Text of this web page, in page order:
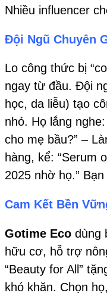
Nhiều influencer
Đội Ngũ Chuyên
Lo công thức bị
ngay từ đầu. Đội
học, da liễu) tạo
nhỏ. Họ lắng
cho mẹ bầu?” –
hàng, kể: “Serum
2025 nhờ họ.” Bạn
Cam Kết Bền
Gotime Eco dùng
hữu cơ, hỗ trợ
“Beauty for All”
khó khăn. Chọn